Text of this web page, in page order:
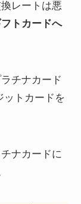
レートは悪
トカードへ
チナカード
ットカードを
ナカードに